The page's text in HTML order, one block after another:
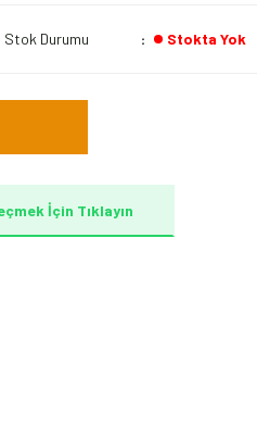
Stok Durumu Stokta Yok
İçin Tıklayın